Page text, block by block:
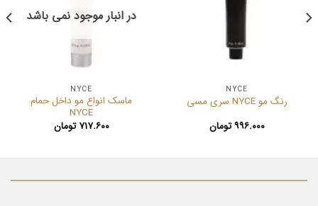
NYCE
رنگ مو NYCE سری مسی
۹۹۶.۰۰۰ تومان
در انبار موجود نمی باشد
NYCE
ماسک انواع مو داخل حمام
NYCE
۷۱۷.۶۰۰ تومان